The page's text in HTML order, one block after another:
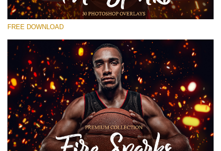
कृपया चुने
Small 800*533px
Fire Sparks
(30 Overlays)
Large 6000*4000px
Bokeh Collection (650 Overlays)
Large 6000*4000px
FREE DOWNLOAD